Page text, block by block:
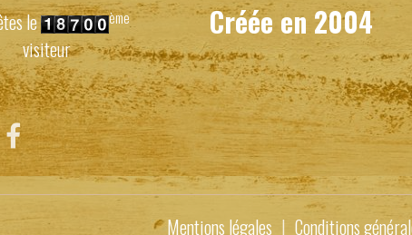
le ème
visiteur
Créée en 2004
Mentions légales Conditions